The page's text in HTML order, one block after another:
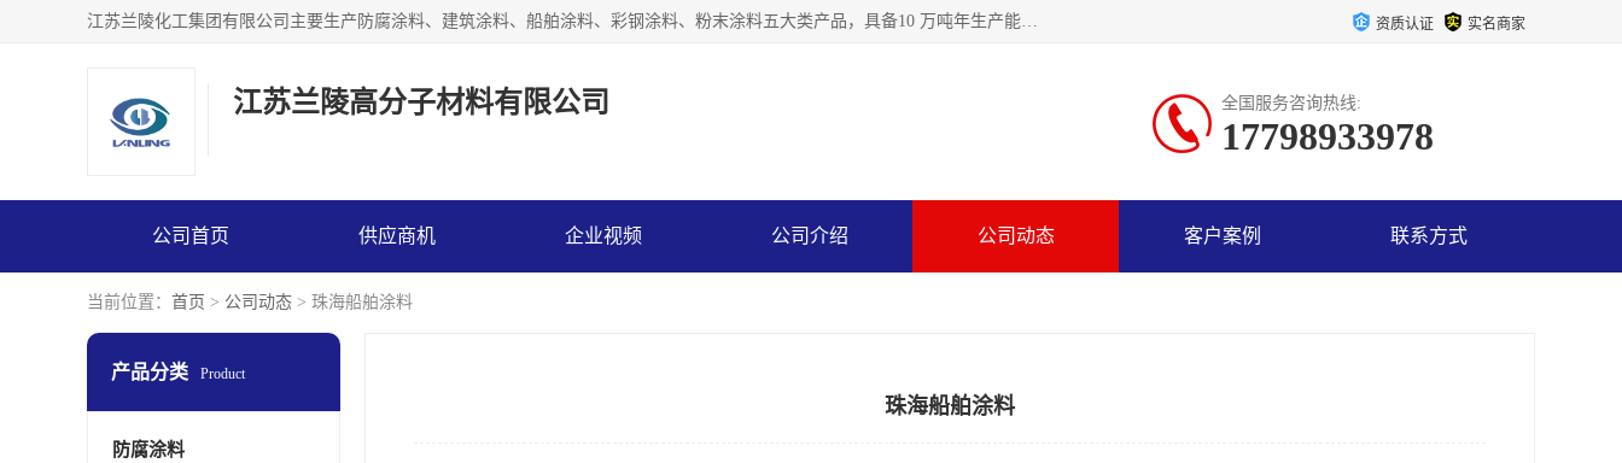
江苏兰陵化工集团有限公司主要生产防腐涂料、建筑涂料、船舶涂料、彩钢涂料、粉末涂料五大类产品，具备10 万吨年生产能力，可以提供优质精良的涂装施工服务，产品广销全国各地，大量出口亚非欧及拉美等国家。 资质认证 实名商家
江苏兰陵高分子材料有限公司 全国服务咨询热线:
17798933978
公司首页 供应商机 企业视频 公司介绍 公司动态 客户案例 联系方式
当前位置： 首页 > 公司动态 > 珠海船舶涂料
产品分类 Product
防腐涂料
珠海船舶涂料